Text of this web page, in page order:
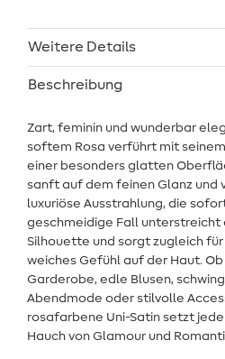
Weitere Details
Beschreibung
Zart, feminin und wunderbar
softem Rosa verführt mit
einer besonders glatten
sanft auf dem feinen Glanz und
luxuriöse Ausstrahlung, die
geschmeidige Fall unterstreicht
Silhouette und sorgt zugleich
weiches Gefühl auf der Haut.
Garderobe, edle Blusen,
Abendmode oder stilvolle
rosafarbene Uni-Satin setzt
Hauch von Glamour und